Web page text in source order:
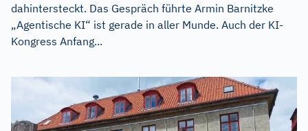
dahintersteckt. Das Gespräch führte Armin Barnitzke
„Agentische KI“ ist gerade in aller Munde. Auch der KI-
Kongress Anfang...